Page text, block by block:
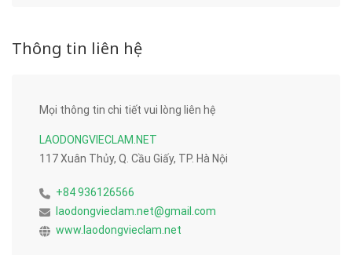
Thông tin liên hệ
Mọi thông tin chi tiết vui lòng liên hệ
LAODONGVIECLAM.NET
117 Xuân Thủy, Q. Cầu Giấy, TP. Hà Nội
+84 936126566
laodongvieclam.net@gmail.com
www.laodongvieclam.net